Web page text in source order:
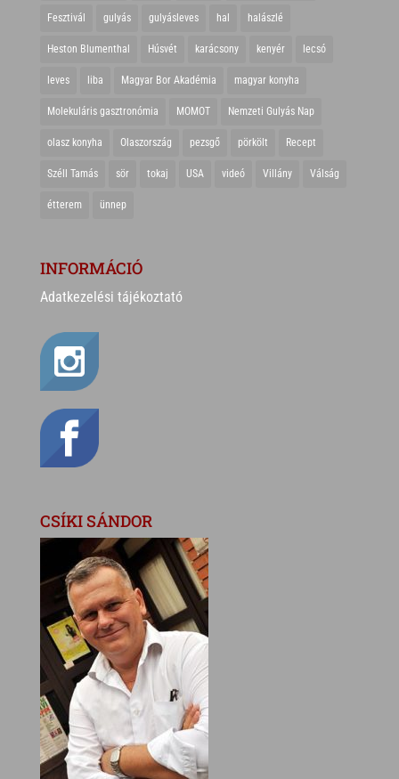
Fesztivál gulyás gulyásleves hal halászlé
Heston Blumenthal Húsvét karácsony kenyér lecsó
leves liba Magyar Bor Akadémia magyar konyha
Molekuláris gasztronómia MOMOT Nemzeti Gulyás Nap
olasz konyha Olaszország pezsgő pörkölt Recept
Széll Tamás sör tokaj USA videó Villány Válság
étterem ünnep
INFORMÁCIÓ
Adatkezelési tájékoztató
CSÍKI SÁNDOR